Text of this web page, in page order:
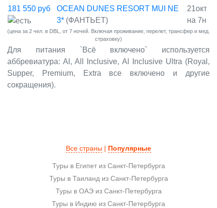
181 550 руб
OCEAN DUNES RESORT MUI NE
3* (ФАНТЬЕТ)
21окт
на 7н
(цена за 2 чел. в DBL, от 7 ночей. Включая проживание, перелет, трансфер и мед.
страховку)
Для питания `Всё включено` используется
аббревиатура: Al, All Inclusive, Al Inclusive Ultra (Royal,
Supper, Premium, Extra все включено и другие
сокращения).
Все страны | Популярные
Туры в Египет из Санкт-Петербурга
Туры в Таиланд из Санкт-Петербурга
Туры в ОАЭ из Санкт-Петербурга
Туры в Индию из Санкт-Петербурга